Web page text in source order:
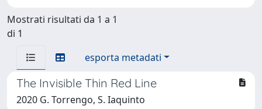
Mostrati risultati da 1 a 1
di 1
esporta metadati
The Invisible Thin Red Line
2020 G. Torrengo, S. Iaquinto